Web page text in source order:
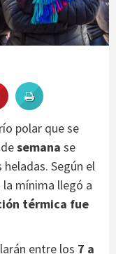
polar que se
semana se
Según el
la mínima llegó a
térmica fue
entre los 7 a